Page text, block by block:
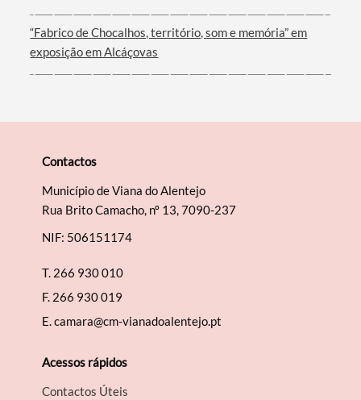
“Fabrico de Chocalhos, território, som e memória” em
exposição em Alcáçovas
Contactos
Município de Viana do Alentejo
Rua Brito Camacho, nº 13, 7090-237
NIF: 506151174
T. 266 930 010
F. 266 930 019
E.camara@cm-vianadoalentejo.pt
Acessos rápidos
Contactos Úteis